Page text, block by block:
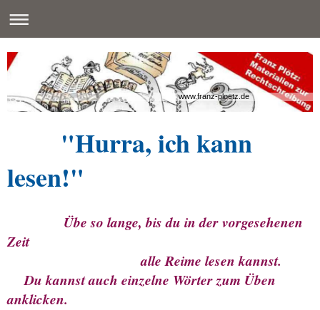
www.franz-ploetz.de
"Hurra, ich kann
lesen!"
Übe so lange, bis du in der vorgesehenen
Zeit
alle Reime lesen kannst.
Du kannst auch einzelne Wörter zum Üben
anklicken.